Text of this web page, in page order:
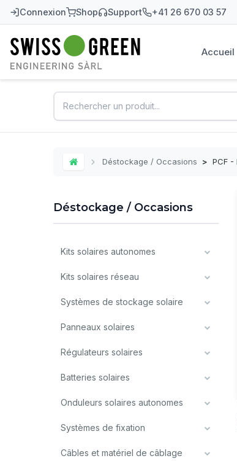
Connexion Shop Support +41 26 670 03 57
Swiss-Green Accueil
Home Déstockage / Occasions > PCF -
Déstockage / Occasions
Kits solaires autonomes
Kits solaires réseau
Systèmes de stockage solaire
Panneaux solaires
Régulateurs solaires
Batteries solaires
Onduleurs solaires autonomes
Systèmes de fixation
Câbles et matériel de câblage